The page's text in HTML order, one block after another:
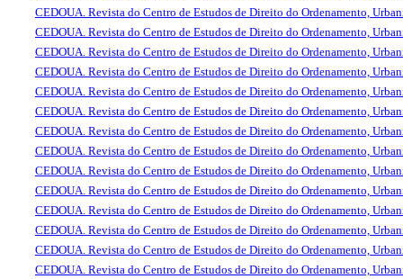
CEDOUA. Revista do Centro de Estudos de Direito do Ordenamento,
CEDOUA. Revista do Centro de Estudos de Direito do Ordenamento,
CEDOUA. Revista do Centro de Estudos de Direito do Ordenamento,
CEDOUA. Revista do Centro de Estudos de Direito do Ordenamento,
CEDOUA. Revista do Centro de Estudos de Direito do Ordenamento,
CEDOUA. Revista do Centro de Estudos de Direito do Ordenamento,
CEDOUA. Revista do Centro de Estudos de Direito do Ordenamento,
CEDOUA. Revista do Centro de Estudos de Direito do Ordenamento,
CEDOUA. Revista do Centro de Estudos de Direito do Ordenamento,
CEDOUA. Revista do Centro de Estudos de Direito do Ordenamento,
CEDOUA. Revista do Centro de Estudos de Direito do Ordenamento,
CEDOUA. Revista do Centro de Estudos de Direito do Ordenamento,
CEDOUA. Revista do Centro de Estudos de Direito do Ordenamento,
CEDOUA. Revista do Centro de Estudos de Direito do Ordenamento,